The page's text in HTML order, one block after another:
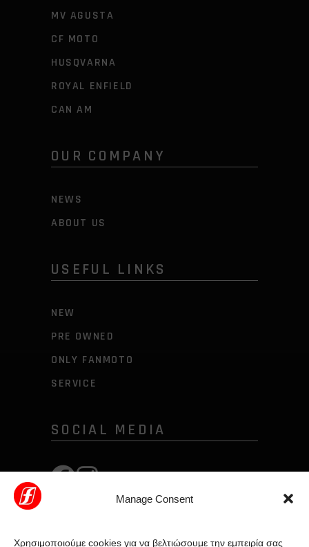
Manage Consent
Χρησιμοποιούμε cookies για να βελτιώσουμε την εμπειρία σας
MV AGUSTA
CF MOTO
HUSQVARNA
ROYAL ENFIELD
CAN AM
OUR COMPANY
NEWS
ABOUT US
USEFUL LINKS
NEW
PRE OWNED
ONLY FANMOTO
SERVICE
SOCIAL MEDIA